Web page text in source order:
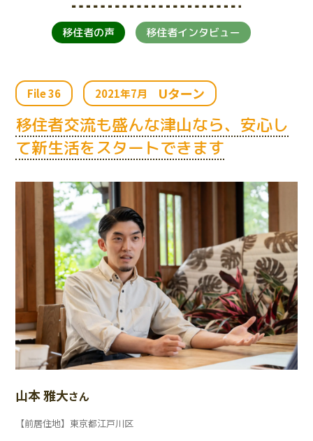
移住者の声 移住者インタビュー
File 36 2021年7月 Uターン
移住者交流も盛んな津山なら、安心し
て新生活をスタートできます
山本 雅大さん
【前居住地】東京都江戸川区